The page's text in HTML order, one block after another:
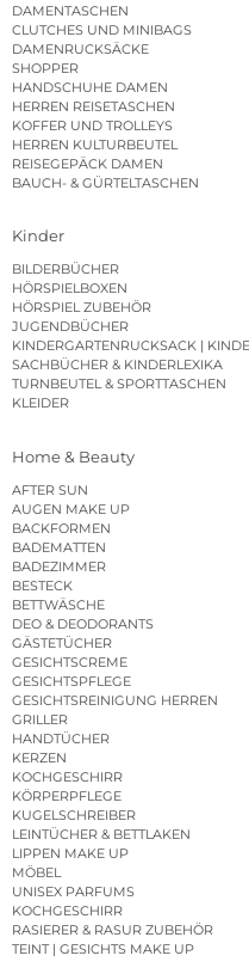
DAMENTASCHEN
CLUTCHES UND MINIBAGS
DAMENRUCKSÄCKE
SHOPPER
HANDSCHUHE DAMEN
HERREN REISETASCHEN
KOFFER UND TROLLEYS
HERREN KULTURBEUTEL
REISEGEPÄCK DAMEN
BAUCH- & GÜRTELTASCHEN
Kinder
BILDERBÜCHER
HÖRSPIELBOXEN
HÖRSPIEL ZUBEHÖR
JUGENDBÜCHER
SACHBÜCHER & KINDERLEXIKA
TURNBEUTEL & SPORTTASCHEN
KLEIDER
Home & Beauty
AFTER SUN
AUGEN MAKE UP
BACKFORMEN
BADEMATTEN
BADEZIMMER
BESTECK
BETTWÄSCHE
DEO & DEODORANTS
GÄSTETÜCHER
GESICHTSCREME
GESICHTSPFLEGE
GESICHTSREINIGUNG HERREN
GRILLER
HANDTÜCHER
KERZEN
KOCHGESCHIRR
KÖRPERPFLEGE
KUGELSCHREIBER
LEINTÜCHER & BETTLAKEN
LIPPEN MAKE UP
MÖBEL
UNISEX PARFUMS
KOCHGESCHIRR
RASIERER & RASUR ZUBEHÖR
TEINT | GESICHTS MAKE UP